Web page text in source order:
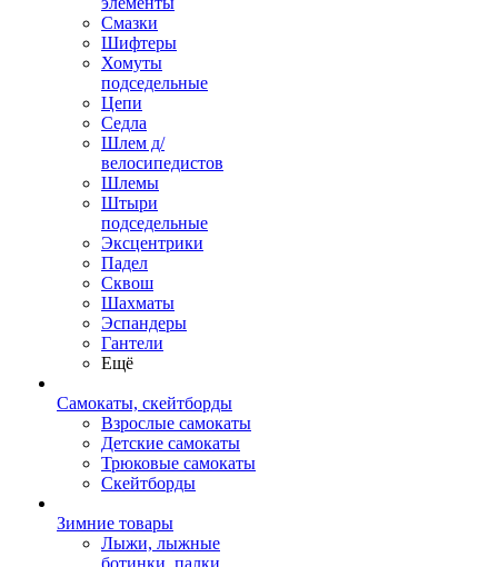
Смазки
Шифтеры
Хомуты
подседельные
Цепи
Седла
Шлем д/
велосипедистов
Шлемы
Штыри
подседельные
Эксцентрики
Падел
Сквош
Шахматы
Эспандеры
Гантели
Ещё
Самокаты, скейтборды
Взрослые самокаты
Детские самокаты
Трюковые самокаты
Скейтборды
Зимние товары
Лыжи, лыжные
ботинки, палки